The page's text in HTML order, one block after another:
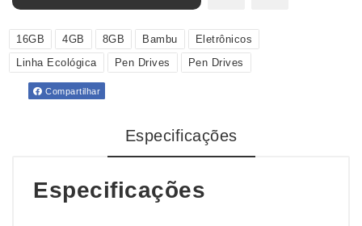
16GB 4GB 8GB Bambu
Eletrônicos
Linha Ecológica
Pen Drives Pen Drives
Compartilhar
Especificações
Especificações